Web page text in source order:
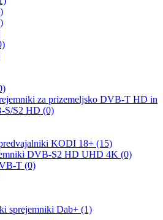
za prizemeljsko DVB-T HD in
S/S2 HD (0)
KODI 18+ (15)
DVB-S2 HD UHD 4K (0)
T (0)
sprejemniki Dab+ (1)